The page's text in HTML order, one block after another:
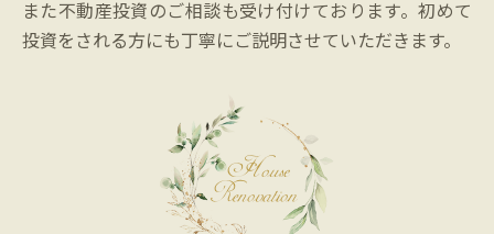
また不動産投資のご相談も受け付けております。初めて
投資をされる方にも丁寧にご説明させていただきます。